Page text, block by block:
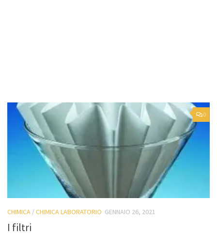
0
CHIMICA /CHIMICA LABORATORIO GENNAIO 26, 2021
I filtri